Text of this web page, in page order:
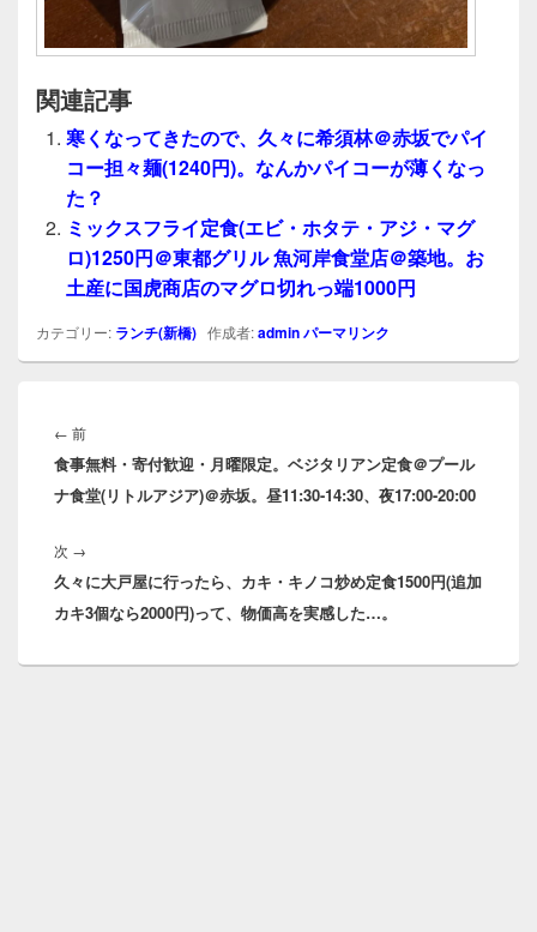
関連記事
寒くなってきたので、久々に希須林＠赤坂でパイ
コー担々麺(1240円)。なんかパイコーが薄くなっ
た？
ミックスフライ定食(エビ・ホタテ・アジ・マグ
ロ)1250円＠東都グリル 魚河岸食堂店＠築地。お
土産に国虎商店のマグロ切れっ端1000円
カテゴリー: ランチ(新橋) 作成者:adminパーマリンク
稿
ナ
ビ
ゲ
シ
ョ
ン
← 前前
の
投
食事無料・寄付歓迎・月曜限定。ベジタリアン定食＠プール
ナ食堂(リトルアジア)＠赤坂。昼11:30-14:30、夜17:00-20:00
次 →
の
投
久々に大戸屋に行ったら、カキ・キノコ炒め定食1500円(追加
カキ3個なら2000円)って、物価高を実感した…。